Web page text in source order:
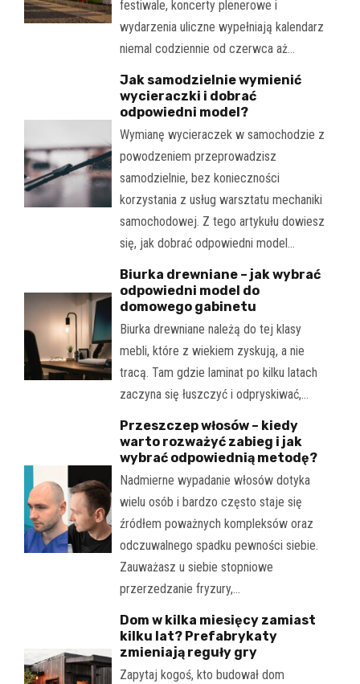
festiwale, koncerty plenerowe i
wydarzenia uliczne wypełniają kalendarz
niemal codziennie od czerwca aż…
Jak samodzielnie wymienić
wycieraczki i dobrać
odpowiedni model?
Wymianę wycieraczek w samochodzie z
powodzeniem przeprowadzisz
samodzielnie, bez konieczności
korzystania z usług warsztatu mechaniki
samochodowej. Z tego artykułu dowiesz
się, jak dobrać odpowiedni model…
Biurka drewniane – jak wybrać
odpowiedni model do
domowego gabinetu
Biurka drewniane należą do tej klasy
mebli, które z wiekiem zyskują, a nie
tracą. Tam gdzie laminat po kilku latach
zaczyna się łuszczyć i odpryskiwać,…
Przeszczep włosów – kiedy
warto rozważyć zabieg i jak
wybrać odpowiednią metodę?
Nadmierne wypadanie włosów dotyka
wielu osób i bardzo często staje się
źródłem poważnych kompleksów oraz
odczuwalnego spadku pewności siebie.
Zauważasz u siebie stopniowe
przerzedzanie fryzury,…
Dom w kilka miesięcy zamiast
kilku lat? Prefabrykaty
zmieniają reguły gry
Zapytaj kogoś, kto budował dom